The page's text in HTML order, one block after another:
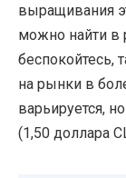
выращивания
можно найти в
беспокойтесь,
на рынки в
варьируется,
(1,50 доллара